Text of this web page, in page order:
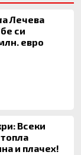
Лечева
си
евро
Всеки
и плачех!